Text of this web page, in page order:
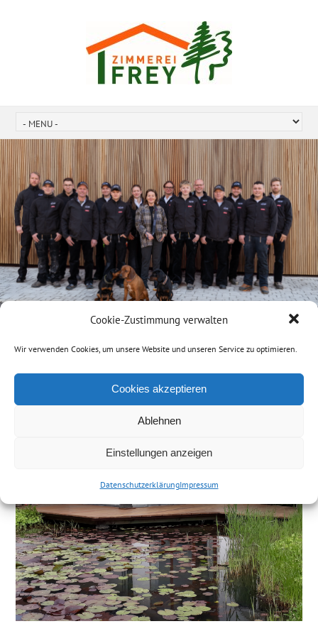
Cookie-Zustimmung verwalten
Wir verwenden Cookies, um unsere Website und unseren Service zu optimieren.
Cookies akzeptieren
Ablehnen
Einstellungen anzeigen
DatenschutzerklärungImpressum
Anbringung Terrassenbelag
14. Mai 2018 Projektreferenzen